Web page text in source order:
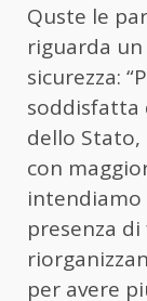
Quste le
riguarda
sicurezza:
soddisfatta
dello
con
intendiamo
presenza
per avere